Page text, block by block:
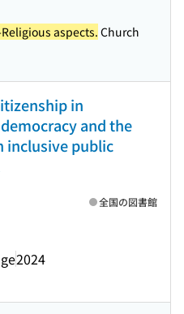
aspects.Church
in
and the
inclusive public
2024
全国の図書館